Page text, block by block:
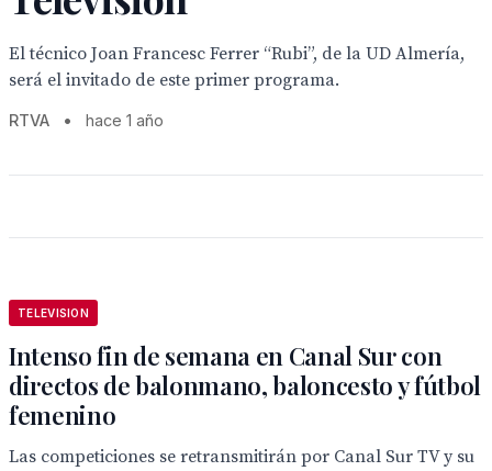
El técnico Joan Francesc Ferrer “Rubi”, de la UD Almería,
será el invitado de este primer programa.
RTVA • hace 1 año
TELEVISION
Intenso fin de semana en Canal Sur con
directos de balonmano, baloncesto y fútbol
femenino
Las competiciones se retransmitirán por Canal Sur TV y su